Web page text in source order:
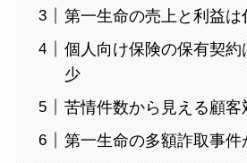
第一生命の売上と利益は
個人向け保険の保有契約
少
苦情件数から見える顧客
第一生命の多額詐取事件